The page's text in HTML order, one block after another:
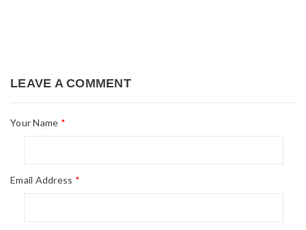
LEAVE A COMMENT
Your Name *
Email Address *